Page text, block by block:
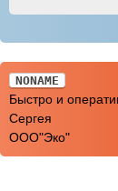
NONAME
Быстро и
Сергея
ООО"Эко"